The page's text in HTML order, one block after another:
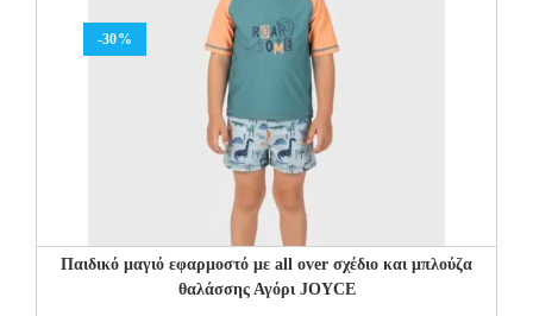
-30%
Παιδικό μαγιό εφαρμοστό με all over σχέδιο και μπλούζα
θαλάσσης Αγόρι JOYCE